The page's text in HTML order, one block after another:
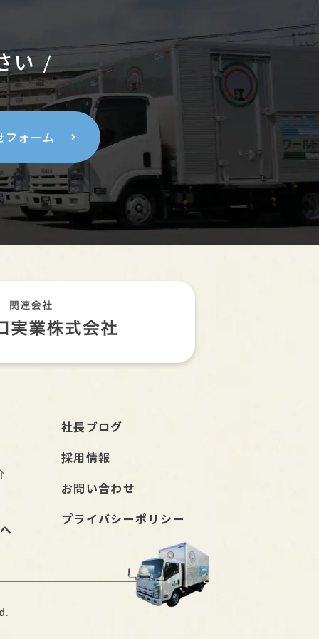
い
フォーム
社長ブログ
採用情報
お問い合わせ
プライバシーポリシー